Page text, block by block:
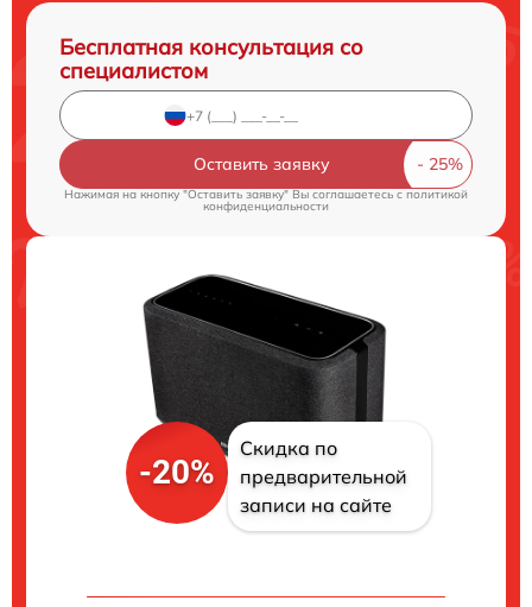
Бесплатная консультация со
специалистом
Оставить заявку
Нажимая на кнопку "Оставить заявку" Вы соглашаетесь c политикой
конфиденциальности
-20%
Скидка по
предварительной
записи на сайте